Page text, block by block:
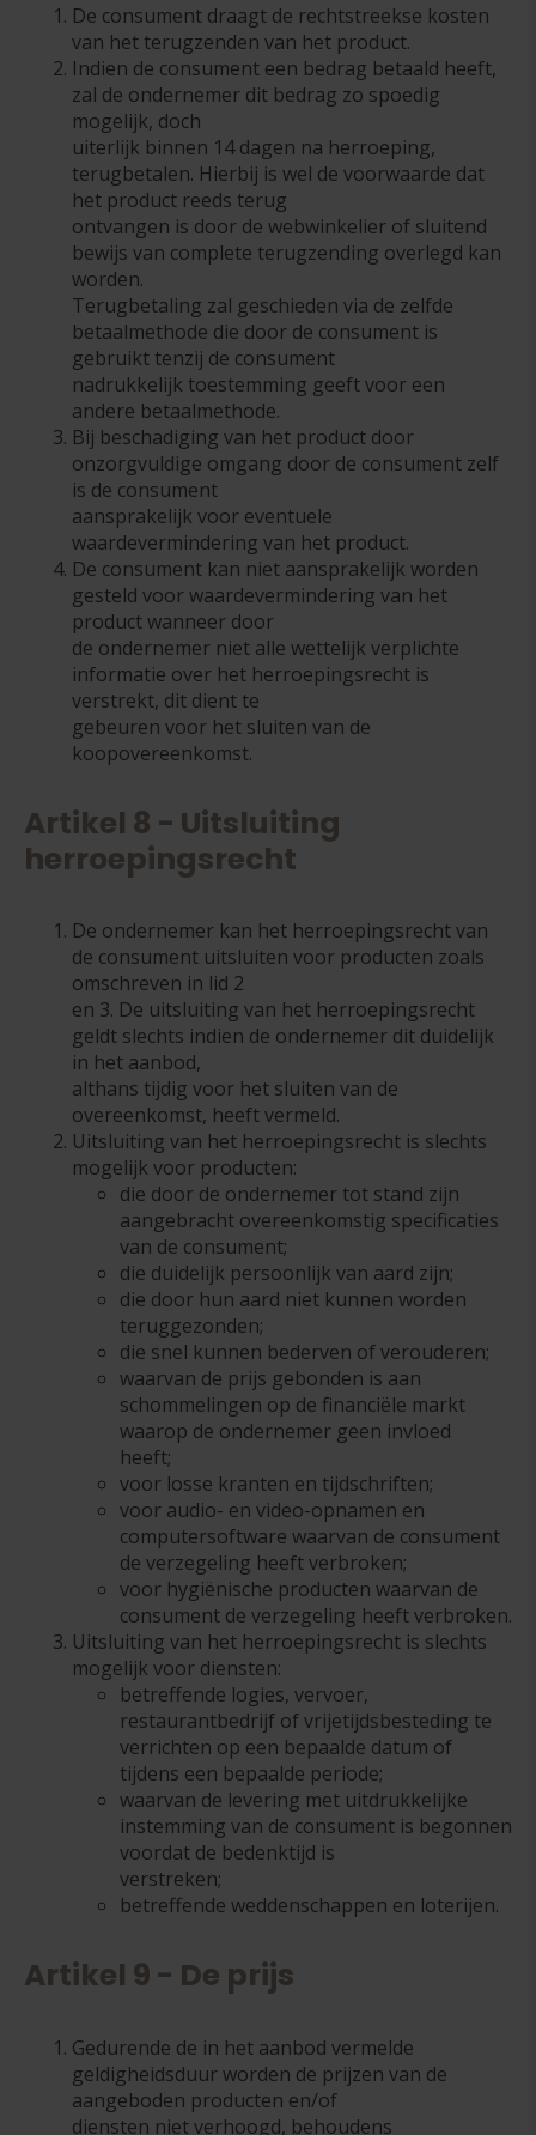
De consument draagt de rechtstreekse kosten
van het terugzenden van het product.
Indien de consument een bedrag betaald heeft,
zal de ondernemer dit bedrag zo spoedig
mogelijk, doch
uiterlijk binnen 14 dagen na herroeping,
terugbetalen. Hierbij is wel de voorwaarde dat
het product reeds terug
ontvangen is door de webwinkelier of sluitend
bewijs van complete terugzending overlegd kan
worden.
Terugbetaling zal geschieden via de zelfde
betaalmethode die door de consument is
gebruikt tenzij de consument
nadrukkelijk toestemming geeft voor een
andere betaalmethode.
Bij beschadiging van het product door
onzorgvuldige omgang door de consument zelf
is de consument
aansprakelijk voor eventuele
waardevermindering van het product.
De consument kan niet aansprakelijk worden
gesteld voor waardevermindering van het
product wanneer door
de ondernemer niet alle wettelijk verplichte
informatie over het herroepingsrecht is
verstrekt, dit dient te
gebeuren voor het sluiten van de
koopovereenkomst.
Artikel 8 - Uitsluiting
herroepingsrecht
De ondernemer kan het herroepingsrecht van
de consument uitsluiten voor producten zoals
omschreven in lid 2
en 3. De uitsluiting van het herroepingsrecht
geldt slechts indien de ondernemer dit duidelijk
in het aanbod,
althans tijdig voor het sluiten van de
overeenkomst, heeft vermeld.
Uitsluiting van het herroepingsrecht is slechts
mogelijk voor producten:
die door de ondernemer tot stand zijn
aangebracht overeenkomstig specificaties
van de consument;
die duidelijk persoonlijk van aard zijn;
die door hun aard niet kunnen worden
teruggezonden;
die snel kunnen bederven of verouderen;
waarvan de prijs gebonden is aan
schommelingen op de financiële markt
waarop de ondernemer geen invloed
heeft;
voor losse kranten en tijdschriften;
voor audio- en video-opnamen en
computersoftware waarvan de consument
de verzegeling heeft verbroken;
voor hygiënische producten waarvan de
consument de verzegeling heeft verbroken.
Uitsluiting van het herroepingsrecht is slechts
mogelijk voor diensten:
betreffende logies, vervoer,
restaurantbedrijf of vrijetijdsbesteding te
verrichten op een bepaalde datum of
tijdens een bepaalde periode;
waarvan de levering met uitdrukkelijke
instemming van de consument is begonnen
voordat de bedenktijd is
verstreken;
betreffende weddenschappen en loterijen.
Artikel 9 - De prijs
Gedurende de in het aanbod vermelde
geldigheidsduur worden de prijzen van de
aangeboden producten en/of
diensten niet verhoogd, behoudens